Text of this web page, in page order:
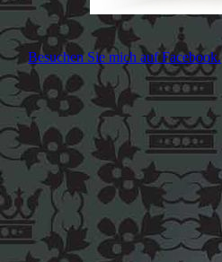
Besuchen Sie mich auf Facebook.